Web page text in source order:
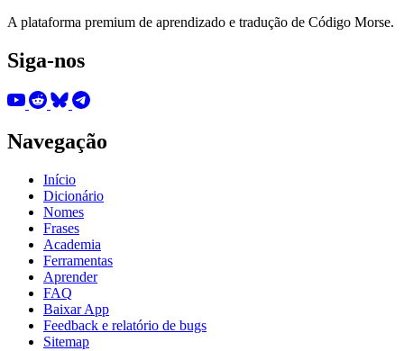
A plataforma premium de aprendizado e tradução de Código Morse.
Siga-nos
Navegação
Início
Dicionário
Nomes
Frases
Academia
Ferramentas
Aprender
FAQ
Baixar App
Feedback e relatório de bugs
Sitemap